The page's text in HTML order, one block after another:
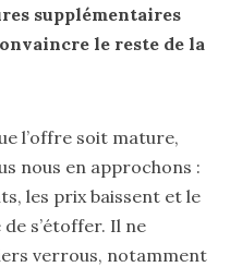
supplémentaires
le reste de la
l’offre soit mature,
nous en approchons :
les prix baissent et le
s’étoffer. Il ne
verrous, notamment